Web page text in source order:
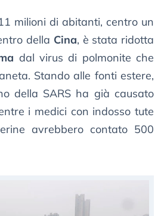
milioni di abitanti, centro un
della Cina, è stata ridotta
dal virus di polmonite che
Stando alle fonti estere,
della SARS ha già causato
i medici con indosso tute
avrebbero contato 500